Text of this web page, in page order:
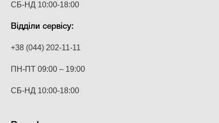
СБ-НД 10:00-18:00
Відділи сервісу:
+38 (044) 202-11-11
ПН-ПТ 09:00 – 19:00
СБ-НД 10:00-18:00